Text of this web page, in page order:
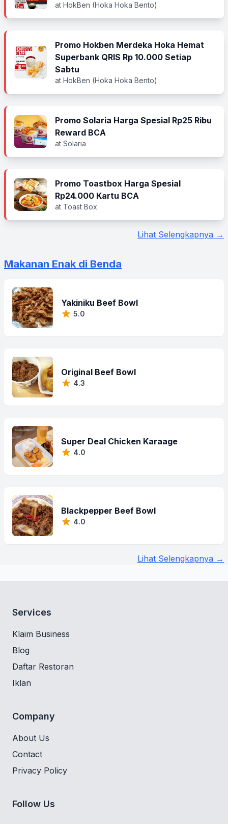
at HokBen (Hoka Hoka Bento)
Promo Hokben Merdeka Hoka Hemat
Superbank QRIS Rp 10.000 Setiap
Sabtu
at HokBen (Hoka Hoka Bento)
Promo Solaria Harga Spesial Rp25 Ribu
Reward BCA
at Solaria
Promo Toastbox Harga Spesial
Rp24.000 Kartu BCA
at Toast Box
Lihat Selengkapnya →
Makanan Enak di Benda
Yakiniku Beef Bowl
5.0
Original Beef Bowl
4.3
Super Deal Chicken Karaage
4.0
Blackpepper Beef Bowl
4.0
Lihat Selengkapnya →
Services
Klaim Business
Blog
Daftar Restoran
Iklan
Company
About Us
Contact
Privacy Policy
Follow Us